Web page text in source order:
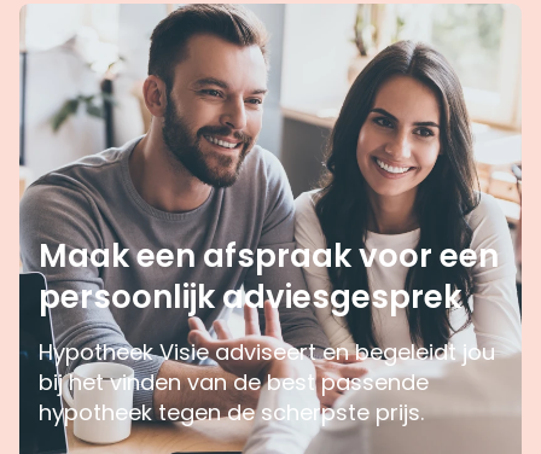
Maak een afspraak voor een
persoonlijk adviesgesprek
Hypotheek Visie adviseert en begeleidt jou
bij het vinden van de best passende
hypotheek tegen de scherpste prijs.